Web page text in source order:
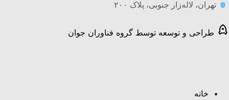
تهران، لاله‌زار جنوبی، پلاک ۲۰۰
طراحی و توسعه توسط گروه فناوران جوان
خانه